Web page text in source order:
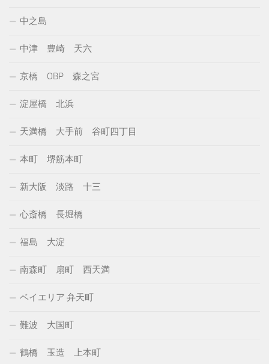
中之島
中津 豊崎 天六
京橋 OBP 森之宮
淀屋橋 北浜
天満橋 大手前 谷町四丁目
本町 堺筋本町
新大阪 淡路 十三
心斎橋 長堀橋
福島 大淀
南森町 扇町 西天満
ベイエリア 弁天町
難波 大国町
鶴橋 玉造 上本町